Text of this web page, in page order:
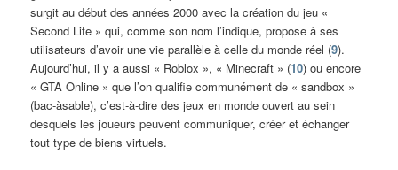
surgit au début des années 2000 avec la création du jeu «
Second Life » qui, comme son nom l’indique, propose à ses
utilisateurs d’avoir une vie parallèle à celle du monde réel (9).
Aujourd’hui, il y a aussi « Roblox », « Minecraft » (10) ou encore
« GTA Online » que l’on qualifie communément de « sandbox »
(bac-àsable), c’est-à-dire des jeux en monde ouvert au sein
desquels les joueurs peuvent communiquer, créer et échanger
tout type de biens virtuels.